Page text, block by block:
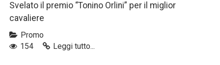
Svelato il premio “Tonino Orlini” per il miglior
cavaliere
Promo
154
Leggi tutto...